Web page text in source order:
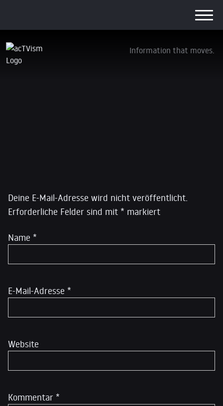
Information that moves.
Deine E-Mail-Adresse wird nicht veröffentlicht.
Erforderliche Felder sind mit * markiert
Kommentar *
Name *
E-Mail-Adresse *
Website